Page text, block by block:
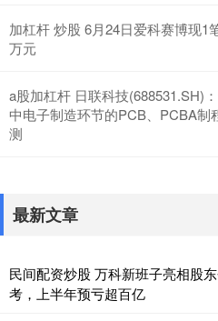
加杠杆 炒股 6月24日爱科赛博现1
万元
a股加杠杆 日联科技(688531.SH)
中电子制造环节的PCB、PCBA制
测
最新文章
民间配资炒股 万科新班子亮相股
考，上半年预亏超百亿